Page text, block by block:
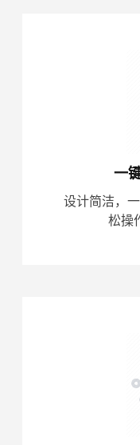
一
设计简洁，
松操